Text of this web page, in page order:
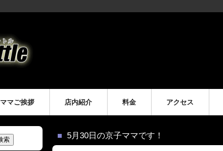
ママご挨拶 店内紹介 料金 アクセス
5月30日の京子ママです！